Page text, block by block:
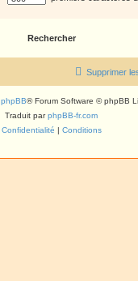
Supprimer
phpBB® Forum Software © phpBB
Traduit parphpBB-fr.com
Confidentialité | Conditions